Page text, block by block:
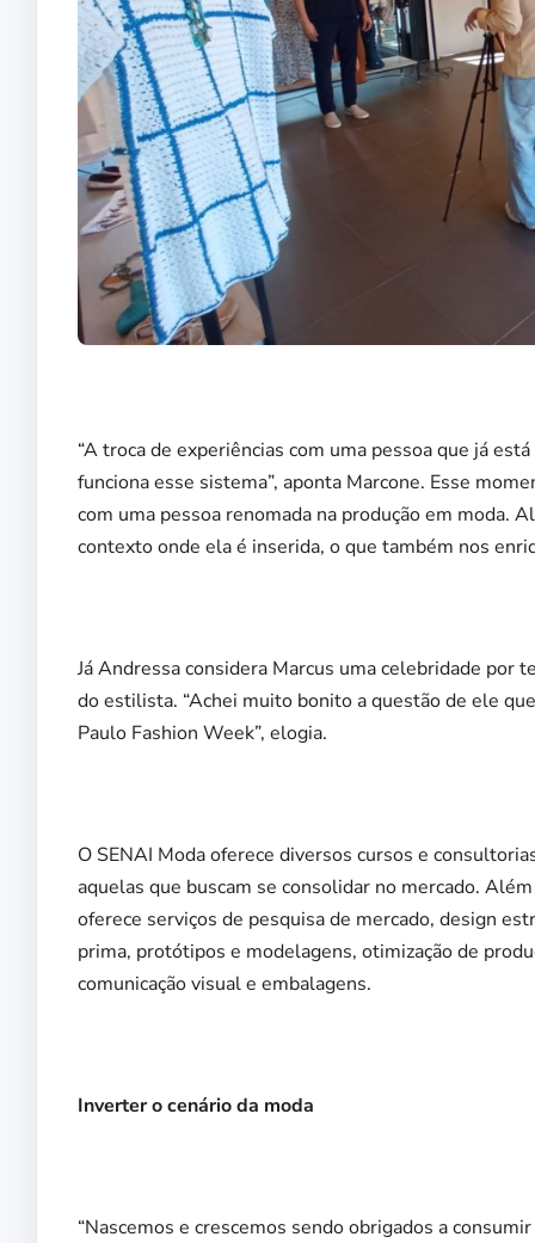
“A troca de experiências com uma pessoa que já
funciona esse sistema”, aponta Marcone. Esse
com uma pessoa renomada na produção em moda.
contexto onde ela é inserida, o que também nos
Já Andressa considera Marcus uma celebridade por
do estilista. “Achei muito bonito a questão de ele
Paulo Fashion Week”, elogia.
O SENAI Moda oferece diversos cursos e
aquelas que buscam se consolidar no mercado.
oferece serviços de pesquisa de mercado, design
prima, protótipos e modelagens, otimização de
comunicação visual e embalagens.
Inverter o cenário da moda
“Nascemos e crescemos sendo obrigados a